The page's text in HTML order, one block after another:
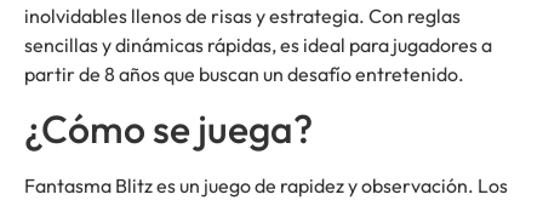
inolvidables llenos de risas y estrategia. Con reglas
sencillas y dinámicas rápidas, es ideal para jugadores a
partir de 8 años que buscan un desafío entretenido.
¿Cómo se juega?
Fantasma Blitz es un juego de rapidez y observación. Los